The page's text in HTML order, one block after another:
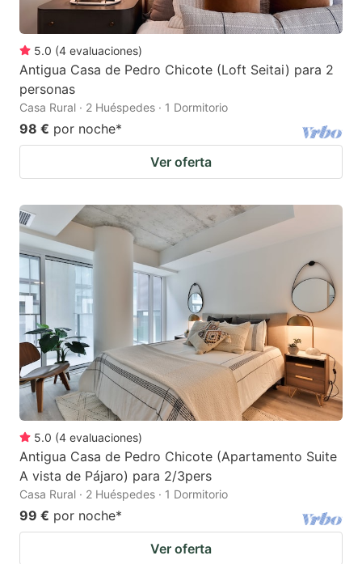
5.0 (4 evaluaciones)
Antigua Casa de Pedro Chicote (Loft Seitai) para 2
personas
Casa Rural · 2 Huéspedes · 1 Dormitorio
98 € por noche*
Ver oferta
5.0 (4 evaluaciones)
Antigua Casa de Pedro Chicote (Apartamento Suite
A vista de Pájaro) para 2/3pers
Casa Rural · 2 Huéspedes · 1 Dormitorio
99 € por noche*
Ver oferta